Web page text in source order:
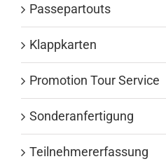
Passepartouts
Klappkarten
Promotion Tour Service
Sonderanfertigung
Teilnehmererfassung